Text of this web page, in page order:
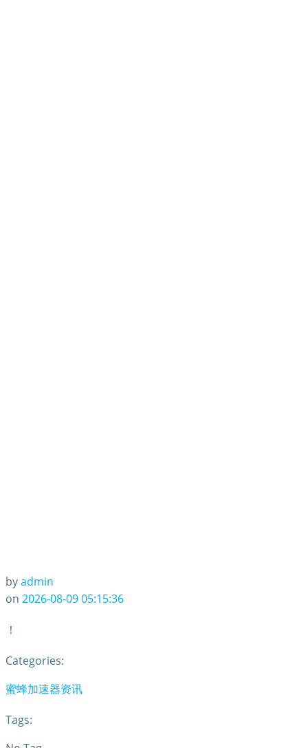
byadmin
on 2026-08-09 05:15:36
！
Categories:
蜜蜂加速器资讯
Tags: